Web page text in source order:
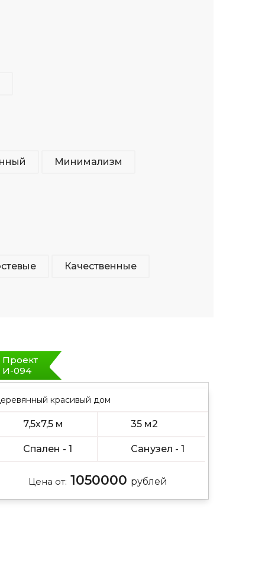
Минимализм
Качественные
Проект
И-094
красивый дом
7,5х7,5 м 35 м2
Спален - 1 Санузел - 1
Цена от: 1050000 рублей